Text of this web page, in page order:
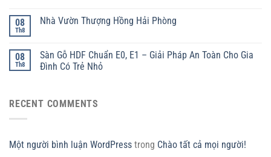
08
Th8
Nhà Vườn Thượng Hồng Hải Phòng
08
Th8
Sàn Gỗ HDF Chuẩn E0, E1 – Giải Pháp An Toàn Cho Gia
Đình Có Trẻ Nhỏ
RECENT COMMENTS
Một người bình luận WordPress trong Chào tất cả mọi người!